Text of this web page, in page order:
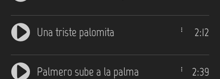
2:12
Una triste palomita
2:39
Palmero sube a la palma